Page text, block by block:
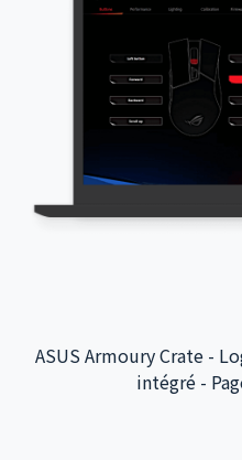
Application interactive
Taoyuan -